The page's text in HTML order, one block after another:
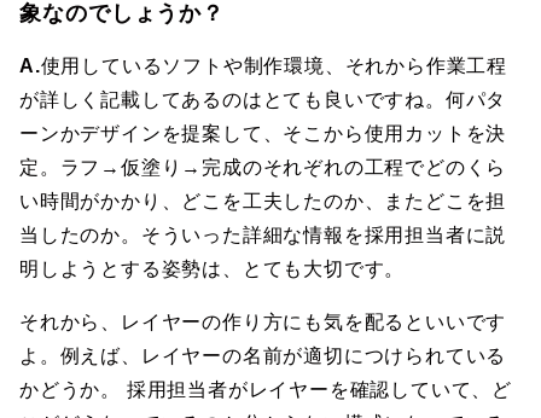
象なのでしょうか？
A.使用しているソフトや制作環境、それから作業工程
が詳しく記載してあるのはとても良いですね。何パタ
ーンかデザインを提案して、そこから使用カットを決
定。ラフ→仮塗り→完成のそれぞれの工程でどのくら
い時間がかかり、どこを工夫したのか、またどこを担
当したのか。そういった詳細な情報を採用担当者に説
明しようとする姿勢は、とても大切です。
それから、レイヤーの作り方にも気を配るといいです
よ。例えば、レイヤーの名前が適切につけられている
かどうか。 採用担当者がレイヤーを確認していて、ど